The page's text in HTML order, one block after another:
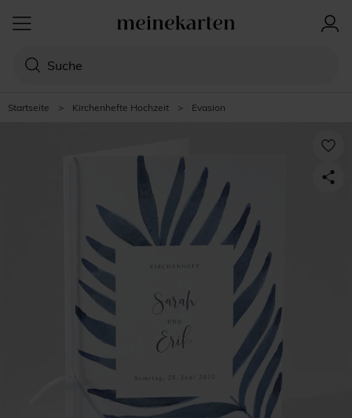
Startseite > Kirchenhefte Hochzeit > Evasion